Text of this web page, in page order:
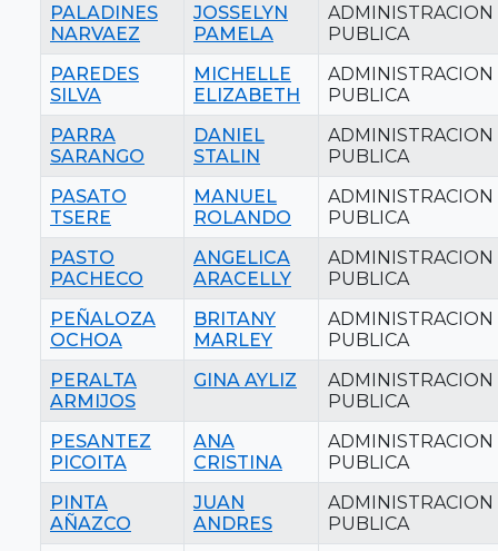
PALADINES
NARVAEZ
JOSSELYN
PAMELA
ADMINISTRACION
PUBLICA
PAREDES
SILVA
MICHELLE
ELIZABETH
ADMINISTRACION
PUBLICA
PARRA
SARANGO
DANIEL
STALIN
ADMINISTRACION
PUBLICA
PASATO
TSERE
MANUEL
ROLANDO
ADMINISTRACION
PUBLICA
PASTO
PACHECO
ANGELICA
ARACELLY
ADMINISTRACION
PUBLICA
PEÑALOZA
OCHOA
BRITANY
MARLEY
ADMINISTRACION
PUBLICA
PERALTA
ARMIJOS
GINA AYLIZ
ADMINISTRACION
PUBLICA
PESANTEZ
PICOITA
ANA
CRISTINA
ADMINISTRACION
PUBLICA
PINTA
AÑAZCO
JUAN
ANDRES
ADMINISTRACION
PUBLICA